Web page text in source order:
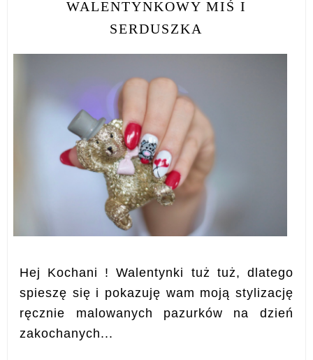
WALENTYNKOWY MIŚ I
SERDUSZKA
Hej Kochani ! Walentynki tuż tuż, dlatego
spieszę się i pokazuję wam moją stylizację
ręcznie malowanych pazurków na dzień
zakochanych...